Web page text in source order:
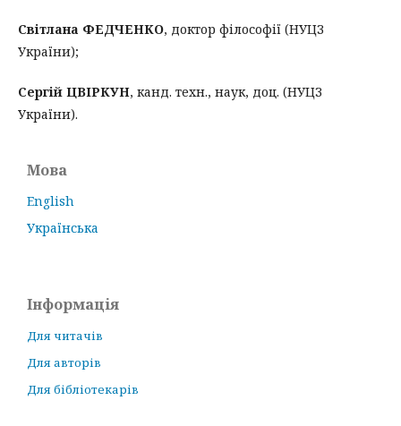
Світлана ФЕДЧЕНКО, доктор філософії (НУЦЗ
України);
Сергій ЦВІРКУН, канд. техн., наук, доц. (НУЦЗ
України).
Мова
English
Українська
Інформація
Для читачів
Для авторів
Для бібліотекарів